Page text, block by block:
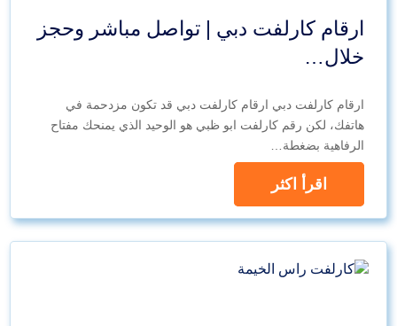
ارقام كارلفت دبي | تواصل مباشر وحجز
خلال…
ارقام كارلفت دبي ارقام كارلفت دبي قد تكون مزدحمة في
هاتفك، لكن رقم كارلفت ابو ظبي هو الوحيد الذي يمنحك مفتاح
الرفاهية بضغطة…
اقرأ اكثر